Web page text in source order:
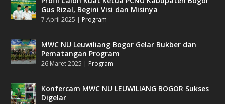
Gus Rizal, Begini Visi dan Misinya
7 April 2025 | Program
MWC NU Leuwiliang Bogor Gelar Bukber dan
Pematangan Program
26 Maret 2025 | Program
Konfercam MWC NU LEUWILIANG BOGOR Sukses
Digelar